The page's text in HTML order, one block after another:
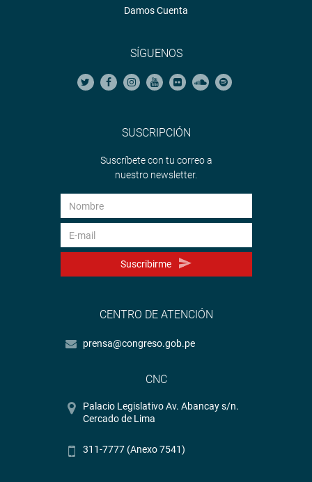
Damos Cuenta
SÍGUENOS
SUSCRIPCIÓN
Suscríbete con tu correo a
nuestro newsletter.
Suscribirme
CENTRO DE ATENCIÓN
prensa@congreso.gob.pe
CNC
Palacio Legislativo Av. Abancay s/n.
Cercado de Lima
311-7777 (Anexo 7541)